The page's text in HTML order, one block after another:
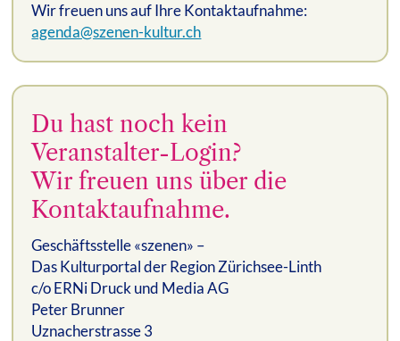
Wir freuen uns auf Ihre Kontaktaufnahme:
agenda@szenen-kultur.ch
Du hast noch kein
Veranstalter-Login?
Wir freuen uns über die
Kontaktaufnahme.
Geschäftsstelle «szenen» –
Das Kulturportal der Region Zürichsee-Linth
c/o ERNi Druck und Media AG
Peter Brunner
Uznacherstrasse 3